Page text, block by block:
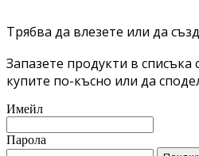
Трябва да влезете или да
Запазете продукти в списъка
купите по-късно или да
Имейл
Парола